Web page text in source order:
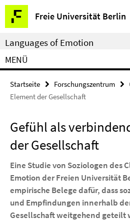
Springe
direkt
zu
Inhalt
Freie Universität Berlin
Service-
Navigation
Languages of Emotion
MENÜ
Startseite Forschungszentrum
Element der Gesellschaft
Gefühl als
der Gesellschaft
Eine Studie von Soziologen des
Emotion der Freien Universität
empirische Belege dafür, dass
und Empfindungen innerhalb
Gesellschaft weitgehend geteilt